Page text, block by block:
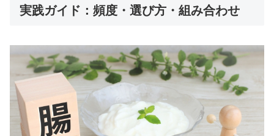
実践ガイド：頻度・選び方・組み合わせ